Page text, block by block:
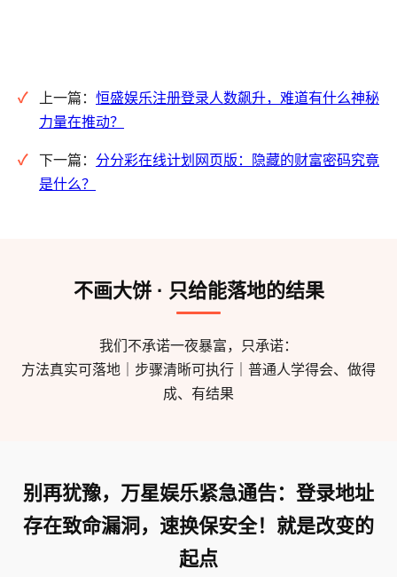
上一篇： 恒盛娱乐注册登录人数飙升，难道有什么神秘
力量在推动？
下一篇： 分分彩在线计划网页版：隐藏的财富密码究竟
是什么？
不画大饼 · 只给能落地的结果
我们不承诺一夜暴富，只承诺：
方法真实可落地｜步骤清晰可执行｜普通人学得会、做得
成、有结果
别再犹豫，万星娱乐紧急通告：登录地址
存在致命漏洞，速换保安全！就是改变的
起点